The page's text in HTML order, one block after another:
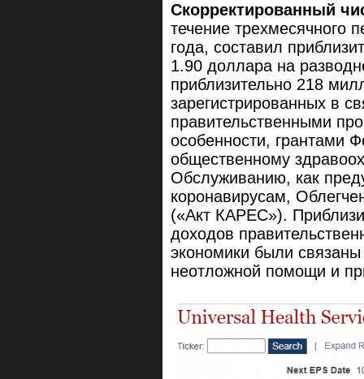
Скорректированный
течение трехмесячного
года, составил
1.90 доллара на
приблизительно 218
зарегистрированных в
правительственными
особенности, грантами
общественному
Обслуживанию, как
коронавирусам,
(«Акт КАРЕС»).
доходов
экономики были
неотложной помощи и